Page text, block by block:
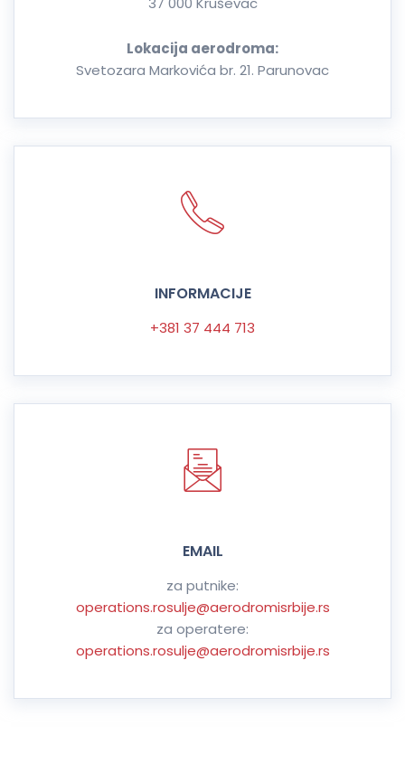
Lokacija aerodroma:
Svetozara Markovića br. 21. Parunovac
INFORMACIJE
+381 37 444 713
EMAIL
za putnike:
operations.rosulje@aerodromisrbije.rs
za operatere:
operations.rosulje@aerodromisrbije.rs